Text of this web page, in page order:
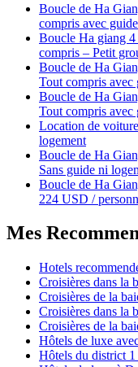
Boucle de Ha
compris avec
Boucle Ha giang 4
compris – Petit
Boucle de Ha
Tout compris avec
Boucle de Ha
Tout compris avec
Location de
logement
Boucle de Ha
Sans guide ni
Boucle de Ha
224 USD /
Mes
Hotels
Croisières dans la
Croisières de la
Croisières dans la
Croisières de la
Hôtels de luxe
Hôtels du district